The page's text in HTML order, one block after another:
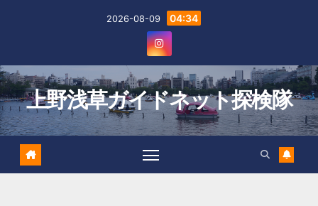
2026-08-09 04:34
上野浅草ガイドネット探検隊